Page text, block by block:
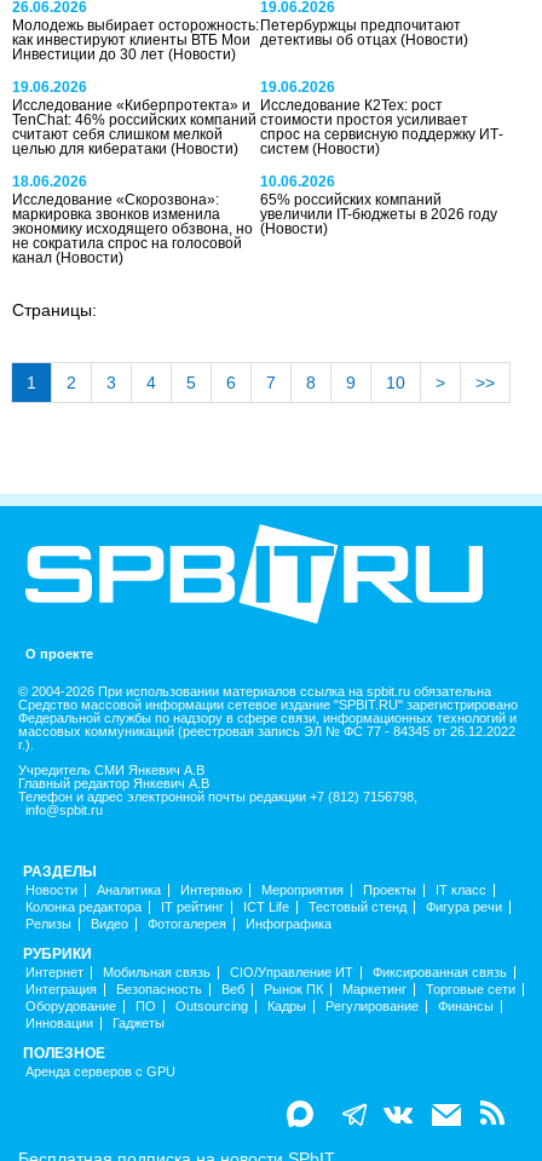
26.06.2026
Молодежь выбирает осторожность:
как инвестируют клиенты ВТБ Мои
Инвестиции до 30 лет (Новости)
19.06.2026
Петербуржцы предпочитают
детективы об отцах(Новости)
19.06.2026
Исследование «Киберпротекта» и
TenChat: 46% российских компаний
считают себя слишком мелкой
целью для кибератаки (Новости)
19.06.2026
Исследование К2Тех: рост
стоимости простоя усиливает
спрос на сервисную поддержку ИТ-
систем(Новости)
18.06.2026
Исследование «Скорозвона»:
маркировка звонков изменила
экономику исходящего обзвона, но
не сократила спрос на голосовой
канал (Новости)
10.06.2026
65% российских компаний
увеличили IT-бюджеты в 2026 году
(Новости)
Страницы:
1 2 3 4 5 6 7 8 9 10 > >>
О проекте
© 2004-2026 При использовании материалов ссылка на spbit.ru обязательна
Средство массовой информации сетевое издание "SPBIT.RU" зарегистрировано
Федеральной службы по надзору в сфере связи, информационных технологий и
массовых коммуникаций (реестровая запись ЭЛ № ФС 77 - 84345 от 26.12.2022
г.).
Учредитель СМИ Янкевич А.В
Главный редактор Янкевич А.В
Телефон и адрес электронной почты редакции +7 (812) 7156798,
info@spbit.ru
РАЗДЕЛЫ
Новости Аналитика Интервью Мероприятия Проекты
IT класс
Колонка редактора
IT рейтинг ICT Life Тестовый стенд
Фигура речи
Релизы
Видео Фотогалерея Инфографика
РУБРИКИ
Интернет Мобильная связь CIO/Управление ИТ
Фиксированная связь
Интеграция
Безопасность Веб Рынок ПК Маркетинг
Торговые сети
Оборудование
ПО Outsourcing Кадры Регулирование
Финансы
Инновации
Гаджеты
ПОЛЕЗНОЕ
Аренда серверов с GPU